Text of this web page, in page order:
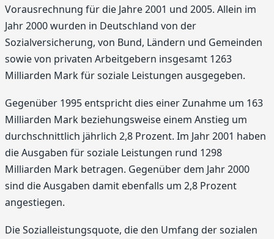
Vorausrechnung für die Jahre 2001 und 2005. Allein im
Jahr 2000 wurden in Deutschland von der
Sozialversicherung, von Bund, Ländern und Gemeinden
sowie von privaten Arbeitgebern insgesamt 1263
Milliarden Mark für soziale Leistungen ausgegeben.
Gegenüber 1995 entspricht dies einer Zunahme um 163
Milliarden Mark beziehungsweise einem Anstieg um
durchschnittlich jährlich 2,8 Prozent. Im Jahr 2001 haben
die Ausgaben für soziale Leistungen rund 1298
Milliarden Mark betragen. Gegenüber dem Jahr 2000
sind die Ausgaben damit ebenfalls um 2,8 Prozent
angestiegen.
Die Sozialleistungsquote, die den Umfang der sozialen